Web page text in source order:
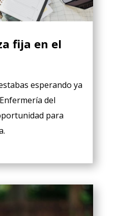
fija en el
esperando ya
del
para